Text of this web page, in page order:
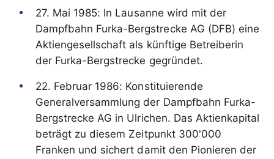
27. Mai 1985: In Lausanne wird mit der
Dampfbahn Furka-Bergstrecke AG (DFB) eine
Aktiengesellschaft als künftige Betreiberin
der Furka-Bergstrecke gegründet.
22. Februar 1986: Konstituierende
Generalversammlung der Dampfbahn Furka-
Bergstrecke AG in Ulrichen. Das Aktienkapital
beträgt zu diesem Zeitpunkt 300'000
Franken und sichert damit den Pionieren der